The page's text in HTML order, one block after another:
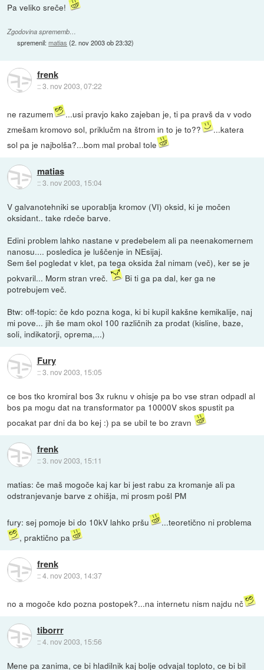
Pa veliko sreče!
Zgodovina sprememb…
spremenil:matias (2. nov 2003 ob 23:32)
frenk
::3. nov 2003, 07:22
ne razumem
...usi pravjo kako zajeban je, ti pa pravš da v vodo
zmešam kromovo sol, priklučm na štrom in to je to??
...katera
sol pa je najbolša?...bom mal probal tole
matias
::3. nov 2003, 15:04
V galvanotehniki se uporablja kromov (VI) oksid, ki je močen
oksidant.. take rdeče barve.
Edini problem lahko nastane v predebelem ali pa neenakomernem
nanosu.... posledica je luščenje in NEsijaj.
Sem šel pogledat v klet, pa tega oksida žal nimam (več), ker se je
pokvaril... Morm stran vreč.
Bi ti ga pa dal, ker ga ne
potrebujem več.
Btw: off-topic: če kdo pozna koga, ki bi kupil kakšne kemikalije, naj
mi pove... jih še mam okol 100 različnih za prodat (kisline, baze,
soli, indikatorji, oprema,...)
Fury
::3. nov 2003, 15:05
ce bos tko kromiral bos 3x ruknu v ohisje pa bo vse stran odpadl al
bos pa mogu dat na transformator pa 10000V skos spustit pa
pocakat par dni da bo kej :) pa se ubil te bo zravn
frenk
::3. nov 2003, 15:11
matias: če maš mogoče kaj kar bi jest rabu za kromanje ali pa
odstranjevanje barve z ohišja, mi prosm pošl PM
fury: sej pomoje bi do 10kV lahko pršu
...teoretično ni problema
, praktično pa
frenk
::4. nov 2003, 14:37
no a mogoče kdo pozna postopek?...na internetu nism najdu nč
tiborrr
::4. nov 2003, 15:56
Mene pa zanima, ce bi hladilnik kaj bolje odvajal toploto, ce bi bil